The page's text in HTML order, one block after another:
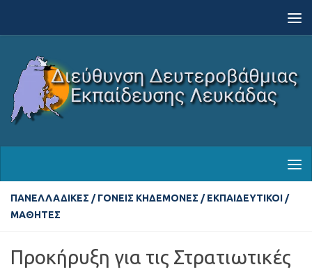
ΠΑΝΕΛΛΑΔΙΚΈΣ / ΓΟΝΕΊΣ ΚΗΔΕΜΌΝΕΣ / ΕΚΠΑΙΔΕΥΤΙΚΟΊ /
ΜΑΘΗΤΈΣ
Προκήρυξη για τις Στρατιωτικές